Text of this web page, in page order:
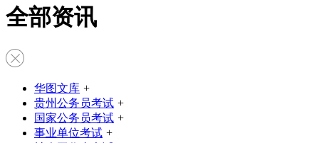
全部资讯
华图文库 +
贵州公务员考试 +
国家公务员考试 +
事业单位考试 +